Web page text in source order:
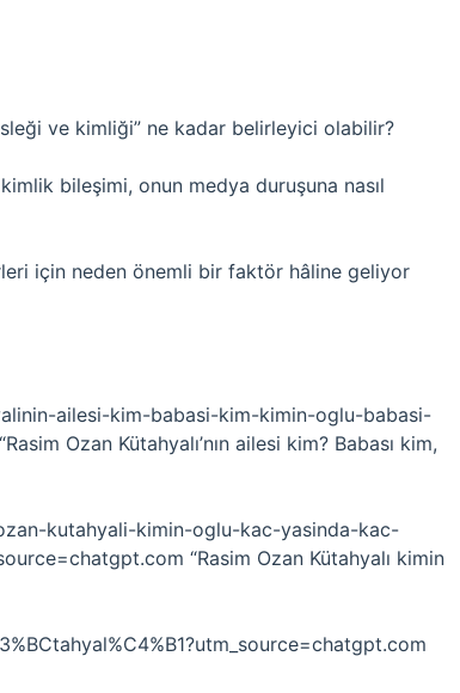
ve kimliği” ne kadar belirleyici olabilir?
bileşimi, onun medya duruşuna nasıl
için neden önemli bir faktör hâline geliyor
ailesi-kim-babasi-kim-kimin-oglu-babasi-
Ozan Kütahyalı’nın ailesi kim? Babası kim,
kutahyali-kimin-oglu-kac-yasinda-kac-
“Rasim Ozan Kütahyalı kimin